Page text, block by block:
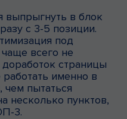
выпрыгнуть в блок
с 3-5 позиции.
под
всего не
страницы
именно в
чем пытаться
несколько пунктов,
3.